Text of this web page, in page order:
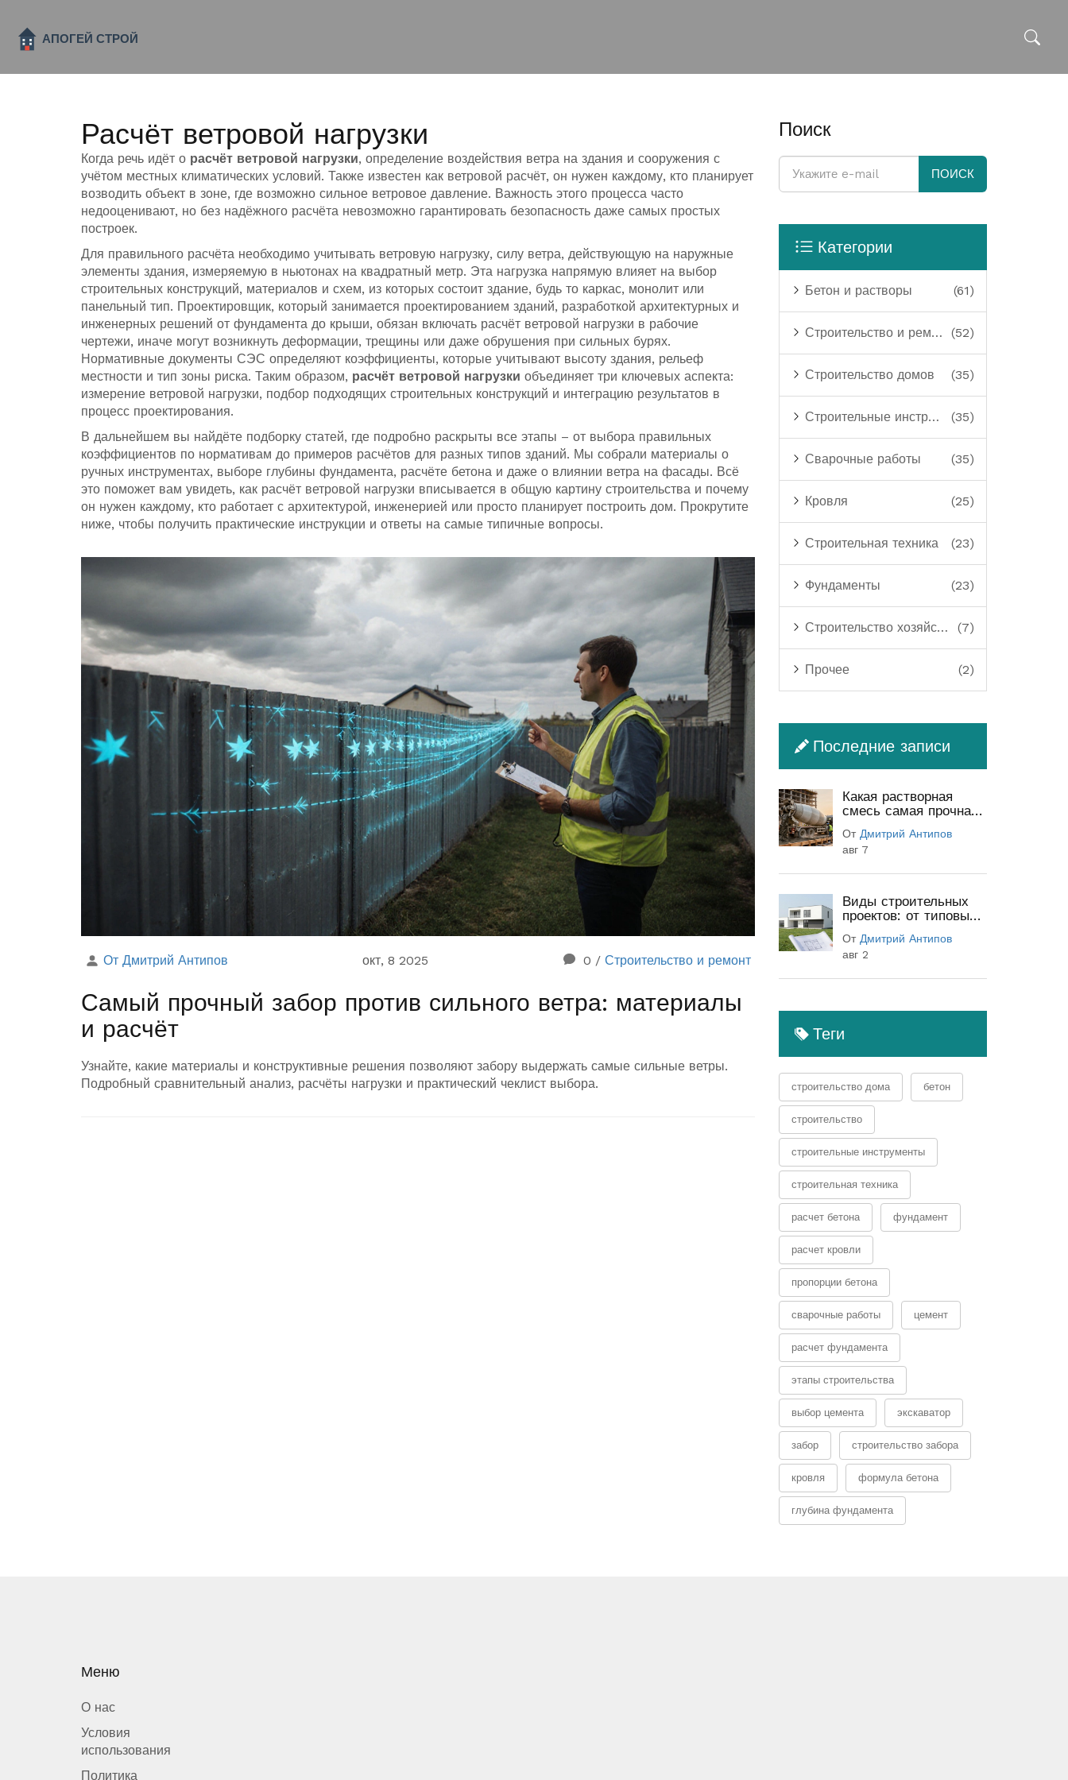
Расчёт ветровой нагрузки
Когда речь идёт о расчёт ветровой нагрузки, определение воздействия ветра на здания и сооружения с
учётом местных климатических условий. Также известен как ветровой расчёт, он нужен каждому, кто планирует
возводить объект в зоне, где возможно сильное ветровое давление. Важность этого процесса часто
недооценивают, но без надёжного расчёта невозможно гарантировать безопасность даже самых простых
построек.
Для правильного расчёта необходимо учитывать ветровую нагрузку, силу ветра, действующую на наружные
элементы здания, измеряемую в ньютонах на квадратный метр. Эта нагрузка напрямую влияет на выбор
строительных конструкций, материалов и схем, из которых состоит здание, будь то каркас, монолит или
панельный тип. Проектировщик, который занимается проектированием зданий, разработкой архитектурных и
инженерных решений от фундамента до крыши, обязан включать расчёт ветровой нагрузки в рабочие
чертежи, иначе могут возникнуть деформации, трещины или даже обрушения при сильных бурях.
Нормативные документы СЭС определяют коэффициенты, которые учитывают высоту здания, рельеф
местности и тип зоны риска. Таким образом, расчёт ветровой нагрузки объединяет три ключевых аспекта:
измерение ветровой нагрузки, подбор подходящих строительных конструкций и интеграцию результатов в
процесс проектирования.
В дальнейшем вы найдёте подборку статей, где подробно раскрыты все этапы – от выбора правильных
коэффициентов по нормативам до примеров расчётов для разных типов зданий. Мы собрали материалы о
ручных инструментах, выборе глубины фундамента, расчёте бетона и даже о влиянии ветра на фасады. Всё
это поможет вам увидеть, как расчёт ветровой нагрузки вписывается в общую картину строительства и почему
он нужен каждому, кто работает с архитектурой, инженерией или просто планирует построить дом. Прокрутите
ниже, чтобы получить практические инструкции и ответы на самые типичные вопросы.
От Дмитрий Антипов окт, 8 2025 0 / Строительство и ремонт
Самый прочный забор против сильного ветра: материалы
и расчёт
Узнайте, какие материалы и конструктивные решения позволяют забору выдержать самые сильные ветры.
Подробный сравнительный анализ, расчёты нагрузки и практический чеклист выбора.
Поиск
ПОИСК
Категории
Бетон и растворы (61)
Строительство и ремонт (52)
Строительство домов (35)
Строительные инструменты (35)
Сварочные работы (35)
Кровля (25)
Строительная техника (23)
Фундаменты (23)
Строительство хозяйственных построек (7)
Прочее (2)
Последние записи
Какая растворная
смесь самая прочная:
секреты прочности
От Дмитрий Антипов
авг 7
Виды строительных
проектов: от типовых
(полный гид)
От Дмитрий Антипов
авг 2
Теги
строительство дома бетон
строительство
строительные инструменты
строительная техника
расчет бетона фундамент
расчет кровли
пропорции бетона
сварочные работы цемент
расчет фундамента
этапы строительства
выбор цемента экскаватор
забор строительство забора
кровля формула бетона
глубина фундамента
Меню
О нас
Условия
использования
Политика